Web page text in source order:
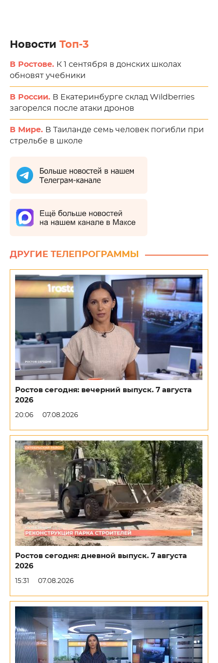
Новости Топ-3
В Ростове. К 1 сентября в донских школах
обновят учебники
В России. В Екатеринбурге склад Wildberries
загорелся после атаки дронов
В Мире. В Таиланде семь человек погибли при
стрельбе в школе
ДРУГИЕ ТЕЛЕПРОГРАММЫ
Ростов сегодня: вечерний выпуск. 7 августа
2026
20:06 07.08.2026
Ростов сегодня: дневной выпуск. 7 августа
2026
15:31 07.08.2026